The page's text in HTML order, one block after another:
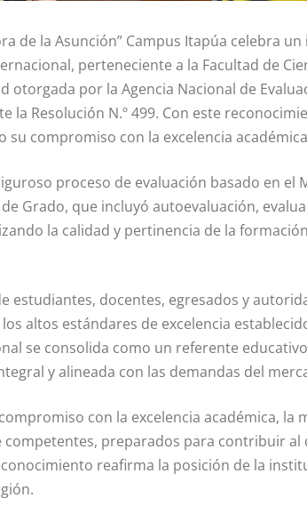
de la Asunción” Campus Itapúa celebra
perteneciente a la Facultad de
otorgada por la Agencia Nacional de
la Resolución N.º 499. Con este
compromiso con la excelencia
proceso de evaluación basado en el
Grado, que incluyó autoevaluación,
la calidad y pertinencia de la
estudiantes, docentes, egresados y
altos estándares de excelencia
se consolida como un referente
y alineada con las demandas del
con la excelencia académica, la
preparados para contribuir al
reafirma la posición de la